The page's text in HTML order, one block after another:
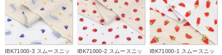
IBK71000-3 スムースニッ
IBK71000-2 スムースニッ
IBK71000-1 スムースニッ